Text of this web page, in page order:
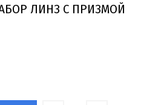
ЛИНЗ С ПРИЗМОЙ